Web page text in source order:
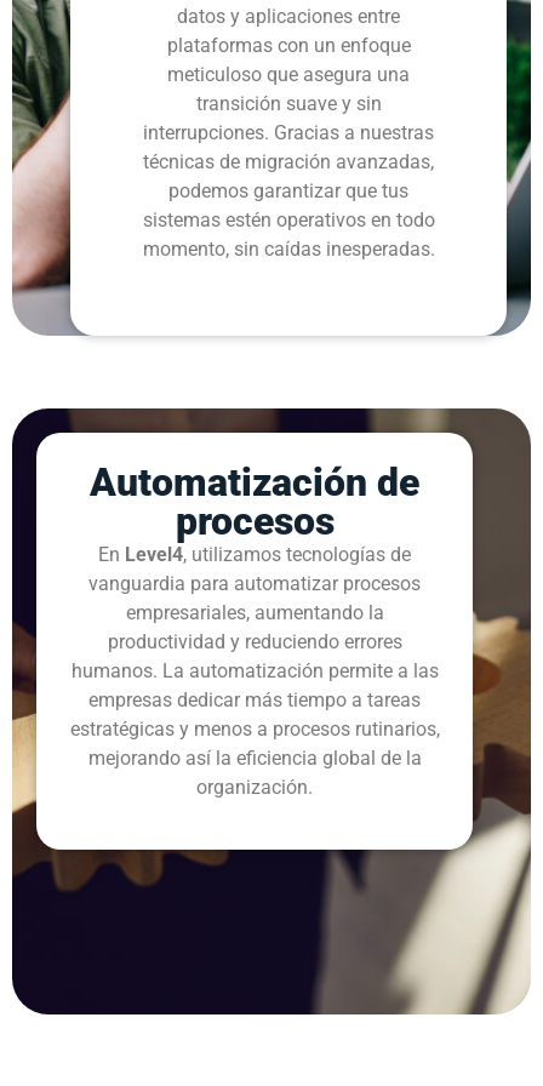
datos y aplicaciones entre
plataformas con un enfoque
meticuloso que asegura una
transición suave y sin
interrupciones. Gracias a nuestras
técnicas de migración avanzadas,
podemos garantizar que tus
sistemas estén operativos en todo
momento, sin caídas inesperadas.
Automatización de
procesos
En Level4, utilizamos tecnologías de
vanguardia para automatizar procesos
empresariales, aumentando la
productividad y reduciendo errores
humanos. La automatización permite a las
empresas dedicar más tiempo a tareas
estratégicas y menos a procesos rutinarios,
mejorando así la eficiencia global de la
organización.